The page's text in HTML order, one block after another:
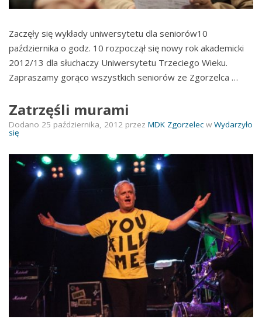
Zaczęły się wykłady uniwersytetu dla seniorów10
października o godz. 10 rozpoczął się nowy rok akademicki
2012/13 dla słuchaczy Uniwersytetu Trzeciego Wieku.
Zapraszamy gorąco wszystkich seniorów ze Zgorzelca …
Zatrzęśli murami
Dodano 25 października, 2012 przez MDK Zgorzelec w Wydarzyło
się